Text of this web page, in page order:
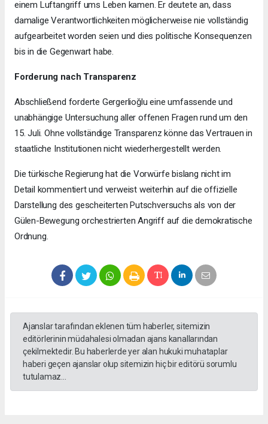
einem Luftangriff ums Leben kamen. Er deutete an, dass
damalige Verantwortlichkeiten möglicherweise nie vollständig
aufgearbeitet worden seien und dies politische Konsequenzen
bis in die Gegenwart habe.
Forderung nach Transparenz
Abschließend forderte Gergerlioğlu eine umfassende und
unabhängige Untersuchung aller offenen Fragen rund um den
15. Juli. Ohne vollständige Transparenz könne das Vertrauen in
staatliche Institutionen nicht wiederhergestellt werden.
Die türkische Regierung hat die Vorwürfe bislang nicht im
Detail kommentiert und verweist weiterhin auf die offizielle
Darstellung des gescheiterten Putschversuchs als von der
Gülen-Bewegung orchestrierten Angriff auf die demokratische
Ordnung.
Ajanslar tarafından eklenen tüm haberler, sitemizin
editörlerinin müdahalesi olmadan ajans kanallarından
çekilmektedir. Bu haberlerde yer alan hukuki muhataplar
haberi geçen ajanslar olup sitemizin hiç bir editörü sorumlu
tutulamaz...